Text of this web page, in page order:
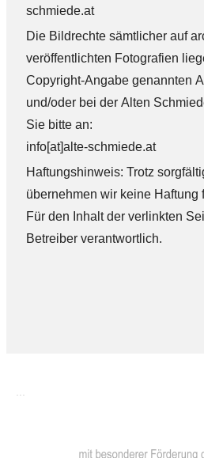
schmiede.at
Die Bildrechte sämtlicher auf
veröffentlichten Fotografien
Copyright-Angabe genannten
und/oder bei der Alten
Sie bitte an:
info[at]alte-schmiede.at
Haftungshinweis: Trotz
übernehmen wir keine Haftung
Für den Inhalt der verlinkten
Betreiber verantwortlich.